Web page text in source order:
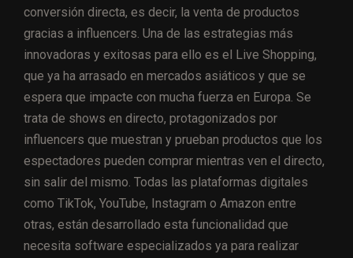
conversión directa, es decir, la venta de productos
gracias a influencers. Una de las estrategias más
innovadoras y exitosas para ello es el Live Shopping,
que ya ha arrasado en mercados asiáticos y que se
espera que impacte con mucha fuerza en Europa. Se
trata de shows en directo, protagonizados por
influencers que muestran y prueban productos que los
espectadores pueden comprar mientras ven el directo,
sin salir del mismo. Todas las plataformas digitales
como TikTok, YouTube, Instagram o Amazon entre
otras, están desarrollado esta funcionalidad que
necesita software especializados ya para realizar